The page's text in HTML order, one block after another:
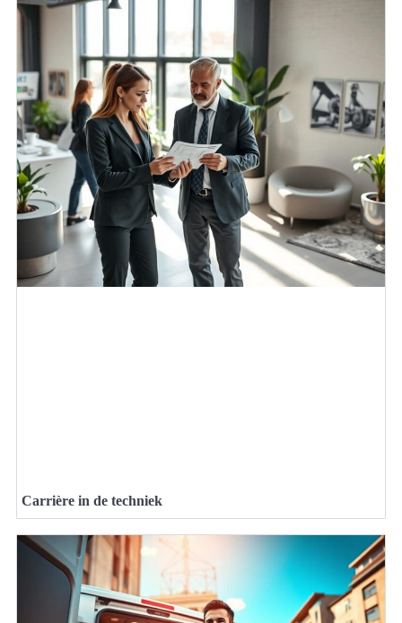
Carrière in de techniek